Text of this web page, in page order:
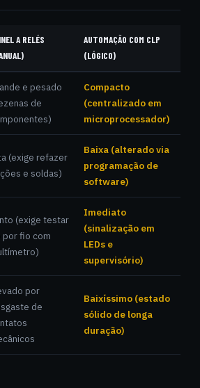
A RELÉS
AUTOMAÇÃO COM CLP
(LÓGICO)
e pesado
de
Compacto
(centralizado em
microprocessador)
(exige refazer
e soldas)
Baixa (alterado via
programação de
software)
(exige testar
por fio com
Imediato
(sinalização em
LEDs e
supervisório)
por
de
Baixíssimo (estado
sólido de longa
duração)